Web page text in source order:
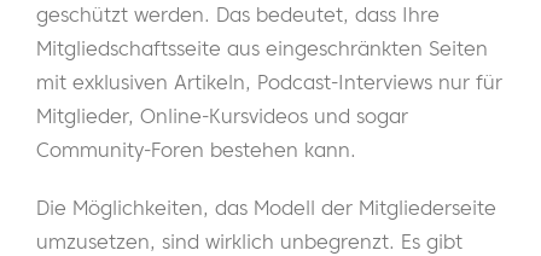
geschützt werden. Das bedeutet, dass Ihre
Mitgliedschaftsseite aus eingeschränkten Seiten
mit exklusiven Artikeln, Podcast-Interviews nur für
Mitglieder, Online-Kursvideos und sogar
Community-Foren bestehen kann.
Die Möglichkeiten, das Modell der Mitgliederseite
umzusetzen, sind wirklich unbegrenzt. Es gibt